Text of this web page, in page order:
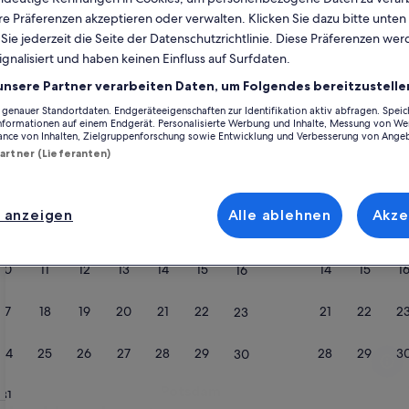
Kalender
Derzeit
werden
Monate
August
2026
2026
MoMontag
DiDienstag
Mi Mittwoch
DoDonnerstag
FrFreitag
SaSamstag
SoSonntag
3 4
10 11 12 13 14 15 16
17 18 19 20 21 22 23
24 25 26 27 28 29 30
31
MoMontag
Di
8
14 15 16
21 22 23
28 29
Städte
Präferenzen akzeptieren oder verwalten. Klicken Sie dazu bitte
jederzeit die Seite der Datenschutzrichtlinie. Diese Präferenzen
und haben keinen Einfluss auf Surfdaten.
Partner verarbeiten Daten, um Folgendes
Standortdaten. Endgeräteeigenschaften zur Identifikation aktiv abfragen.
auf einem Endgerät. Personalisierte Werbung und Inhalte, Messung von
von Inhalten, Zielgruppenforschung sowie Entwicklung und Verbesserung von
(Lieferanten)
Alle ablehnen